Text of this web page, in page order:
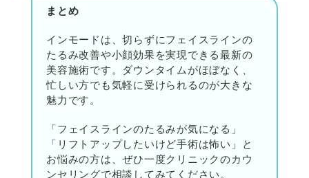
まとめ
インモードは、切らずにフェイスラインの
たるみ改善や小顔効果を実現できる最新の
美容施術です。ダウンタイムがほぼなく、
忙しい方でも気軽に受けられるのが大きな
魅力です。
「フェイスラインのたるみが気になる」
「リフトアップしたいけど手術は怖い」と
お悩みの方は、ぜひ一度クリニックのカウ
ンセリングで相談してみてください。